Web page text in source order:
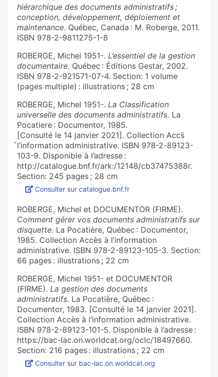
hiérarchique des documents administratifs ;
conception, développement, déploiement et
maintenance. Québec, Canada : M. Roberge, 2011.
ISBN 978-2-9811275-1-8
ROBERGE, Michel 1951-. L’essentiel de la gestion
documentaire. Québec : Éditions Gestar, 2002.
ISBN 978-2-921571-07-4. Section: 1 volume
(pages multiple) : illustrations ; 28 cm
ROBERGE, Michel 1951-. La Classification
universelle des documents administratifs. La
Pocatiere : Documentor, 1985.
[Consulté le 14 janvier 2021]. Collection Accs̈
̉l’information administrative. ISBN 978-2-89123-
103-9. Disponible à l’adresse :
http://catalogue.bnf.fr/ark:/12148/cb37475388r.
Section: 245 pages ; 28 cm
Consulter sur catalogue.bnf.fr
ROBERGE, Michel et DOCUMENTOR (FIRME).
Comment gérer vos documents administratifs sur
disquette. La Pocatière, Québec : Documentor,
1985. Collection Accès à l’information
administrative. ISBN 978-2-89123-105-3. Section:
66 pages : illustrations ; 22 cm
ROBERGE, Michel 1951- et DOCUMENTOR
(FIRME). La gestion des documents
administratifs. La Pocatière, Québec :
Documentor, 1983. [Consulté le 14 janvier 2021].
Collection Accès à l’information administrative.
ISBN 978-2-89123-101-5. Disponible à l’adresse :
https://bac-lac.on.worldcat.org/oclc/18497660.
Section: 216 pages : illustrations ; 22 cm
Consulter sur bac-lac.on.worldcat.org